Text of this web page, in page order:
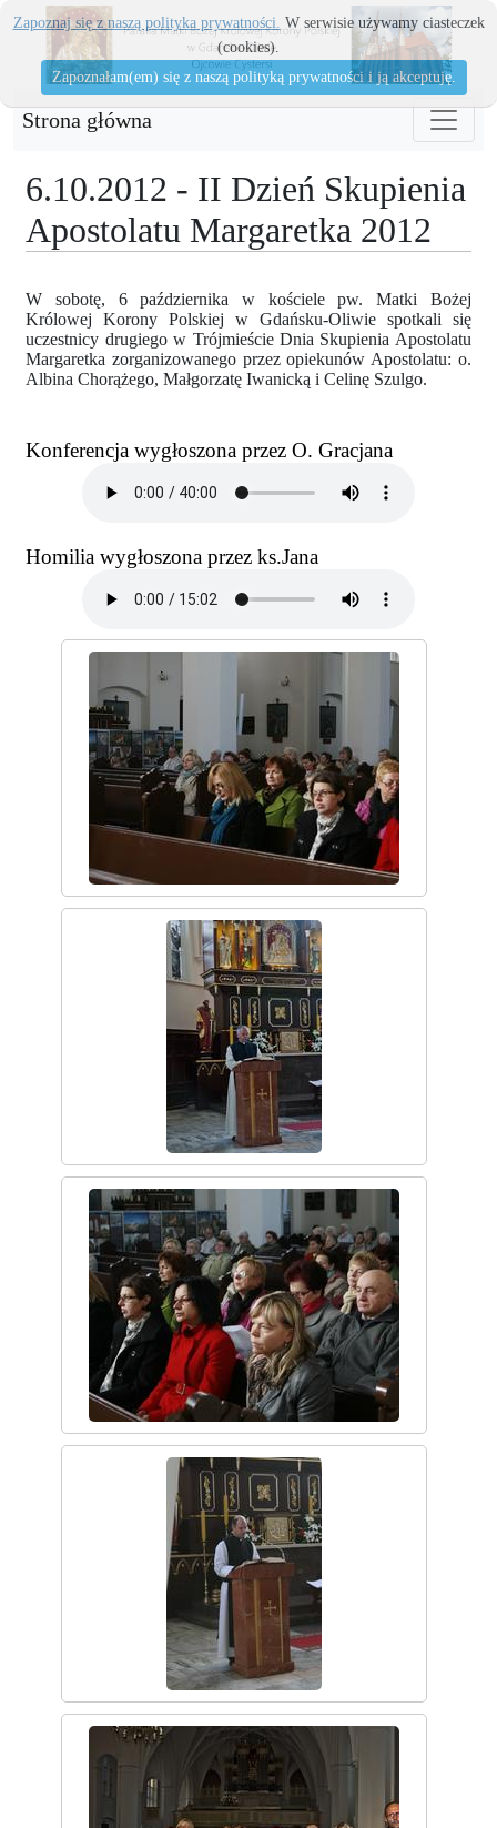
Strona główna
6.10.2012 - II Dzień Skupienia
Apostolatu Margaretka 2012
W sobotę, 6 października w kościele pw. Matki Bożej
Królowej Korony Polskiej w Gdańsku-Oliwie spotkali się
uczestnicy drugiego w Trójmieście Dnia Skupienia Apostolatu
Margaretka zorganizowanego przez opiekunów Apostolatu: o.
Albina Chorążego, Małgorzatę Iwanicką i Celinę Szulgo.
Konferencja wygłoszona przez O. Gracjana
Homilia wygłoszona przez ks.Jana
Zapoznaj się z naszą polityka prywatności. W serwisie używamy ciasteczek
(cookies).
Zapoznałam(em) się z naszą polityką prywatności i ją akceptuję.